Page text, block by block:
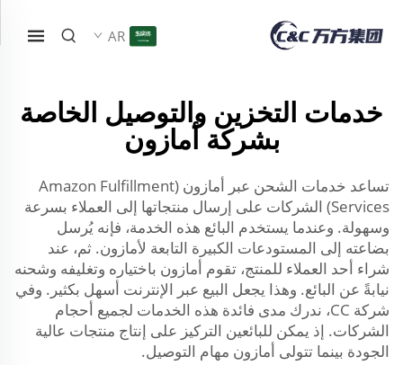
AR
خدمات التخزين والتوصيل الخاصة
بشركة أمازون
تساعد خدمات الشحن عبر أمازون (Amazon Fulfillment
Services) الشركات على إرسال منتجاتها إلى العملاء بسرعة
وسهولة. وعندما يستخدم البائع هذه الخدمة، فإنه يُرسل
بضاعته إلى المستودعات الكبيرة التابعة لأمازون. ثم، عند
شراء أحد العملاء للمنتج، تقوم أمازون باختياره وتغليفه وشحنه
نيابةً عن البائع. وهذا يجعل البيع عبر الإنترنت أسهل بكثير. وفي
شركة CC، ندرك مدى فائدة هذه الخدمات لجميع أحجام
الشركات. إذ يمكن للبائعين التركيز على إنتاج منتجات عالية
الجودة بينما تتولى أمازون مهام التوصيل.